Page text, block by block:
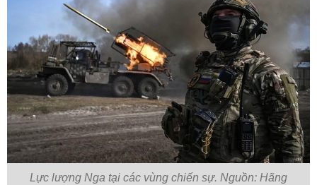
Lực lượng Nga tại các vùng chiến sự. Nguồn: Hãng